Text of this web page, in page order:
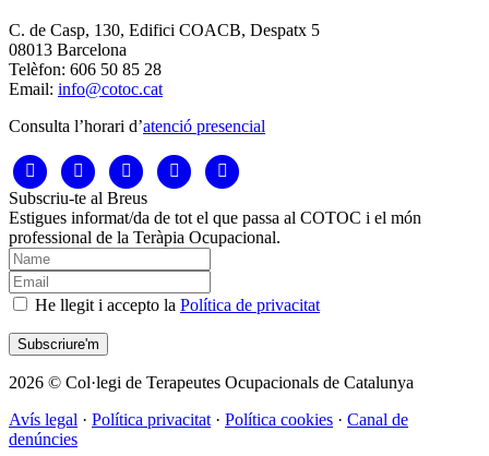
C. de Casp, 130, Edifici COACB, Despatx 5
08013 Barcelona
Telèfon: 606 50 85 28
Email: info@cotoc.cat
Consulta l’horari d’atenció presencial
Subscriu-te al Breus
Estigues informat/da de tot el que passa al COTOC i el món
professional de la Teràpia Ocupacional.
He llegit i accepto la Política de privacitat
2026 © Col·legi de Terapeutes Ocupacionals de Catalunya
Avís legal · Política privacitat · Política cookies · Canal de
denúncies